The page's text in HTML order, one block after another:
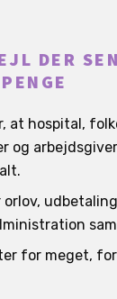
DER
at hospital,
og
orlov,
for meget,